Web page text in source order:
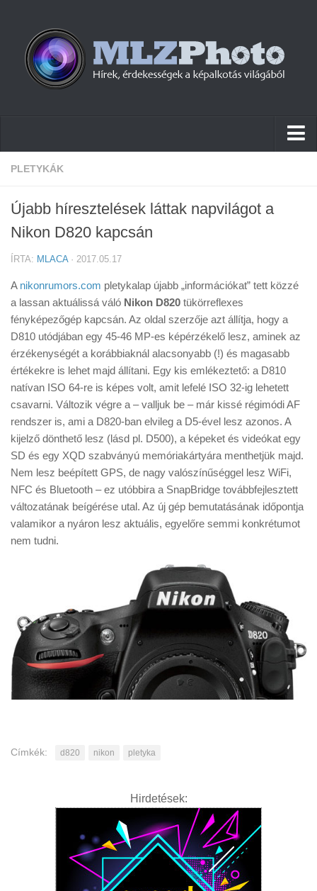
Hírek
Cikkek
Tudástár
Tanácsok
Érdekességek
Helyszíni Riport
E-BB
PLETYKÁK
Újabb híresztelések láttak napvilágot a
Nikon D820 kapcsán
ÍRTA: MLACA· 2017.05.17
A nikonrumors.com pletykalap újabb „információkat” tett közzé
a lassan aktuálissá váló Nikon D820 tükörreflexes
fényképezőgép kapcsán. Az oldal szerzője azt állítja, hogy a
D810 utódjában egy 45-46 MP-es képérzékelő lesz, aminek az
érzékenységét a korábbiaknál alacsonyabb (!) és magasabb
értékekre is lehet majd állítani. Egy kis emlékeztető: a D810
natívan ISO 64-re is képes volt, amit lefelé ISO 32-ig lehetett
csavarni. Változik végre a – valljuk be – már kissé régimódi AF
rendszer is, ami a D820-ban elvileg a D5-ével lesz azonos. A
kijelző dönthető lesz (lásd pl. D500), a képeket és videókat egy
SD és egy XQD szabványú memóriakártyára menthetjük majd.
Nem lesz beépített GPS, de nagy valószínűséggel lesz WiFi,
NFC és Bluetooth – ez utóbbira a SnapBridge továbbfejlesztett
változatának beígérése utal. Az új gép bemutatásának időpontja
valamikor a nyáron lesz aktuális, egyelőre semmi konkrétumot
nem tudni.
Címkék: d820 nikon pletyka
Hirdetések: